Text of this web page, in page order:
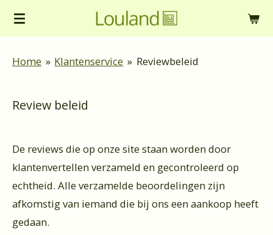
Ga
de
Home » Klantenservice » Reviewbeleid
Review beleid
De reviews die op onze site staan worden door
klantenvertellen verzameld en gecontroleerd op
echtheid. Alle verzamelde beoordelingen zijn
afkomstig van iemand die bij ons een aankoop heeft
gedaan.